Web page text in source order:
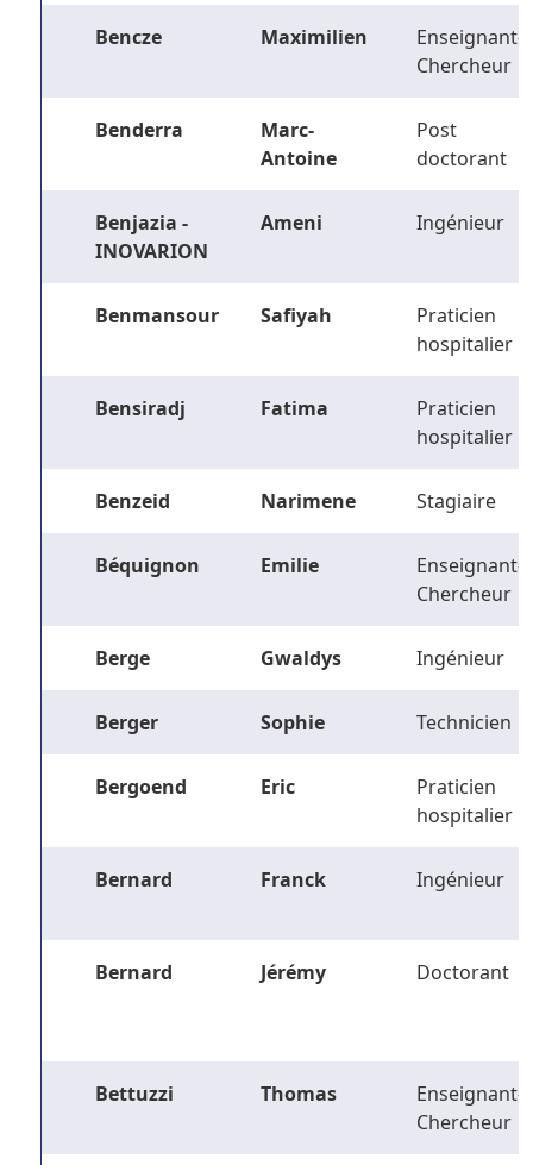
Bencze Maximilien
Enseignant-
Chercheur
Benderra
Marc-
Antoine
Post
doctorant
Benjazia -
INOVARION
Ameni Ingénieur
Benmansour Safiyah
Praticien
hospitalier
Bensiradj Fatima
Praticien
hospitalier
Benzeid Narimene Stagiaire
Béquignon Emilie
Enseignant-
Chercheur
Berge Gwaldys Ingénieur
Berger Sophie Technicien
Bergoend Eric
Praticien
hospitalier
Bernard Franck Ingénieur
Bernard Jérémy Doctorant
Bettuzzi Thomas
Enseignant-
Chercheur